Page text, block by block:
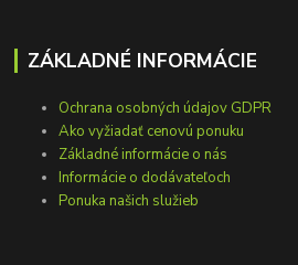
ZÁKLADNÉ INFORMÁCIE
Ochrana osobných údajov GDPR
Ako vyžiadať cenovú ponuku
Základné informácie o nás
Informácie o dodávateľoch
Ponuka našich služieb